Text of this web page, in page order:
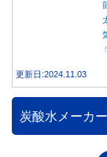
更新日:2024.11.03
炭酸水メーカ